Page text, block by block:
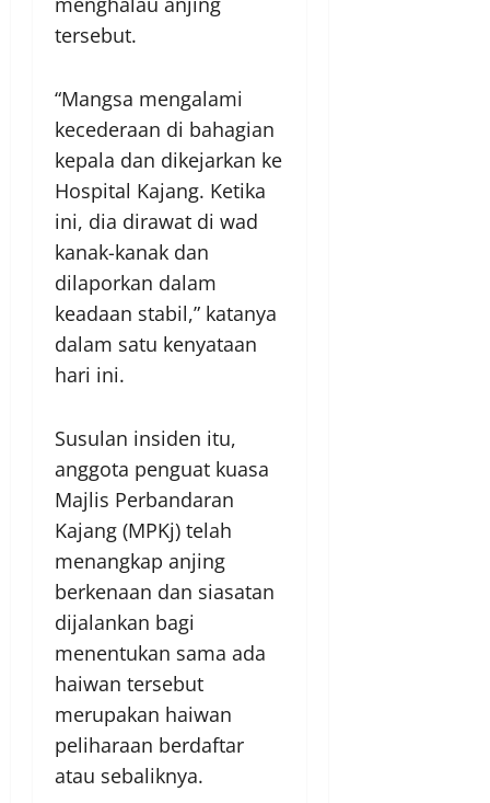
tersebut.
“Mangsa mengalami
kecederaan di bahagian
kepala dan dikejarkan ke
Hospital Kajang. Ketika
ini, dia dirawat di wad
kanak-kanak dan
dilaporkan dalam
keadaan stabil,” katanya
dalam satu kenyataan
hari ini.
Susulan insiden itu,
anggota penguat kuasa
Majlis Perbandaran
Kajang (MPKj) telah
menangkap anjing
berkenaan dan siasatan
dijalankan bagi
menentukan sama ada
haiwan tersebut
merupakan haiwan
peliharaan berdaftar
atau sebaliknya.